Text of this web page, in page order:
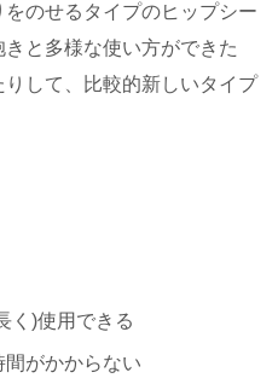
のせるタイプのヒップシー
と多様な使い方ができた
して、比較的新しいタイプ
く)使用できる
間がかからない